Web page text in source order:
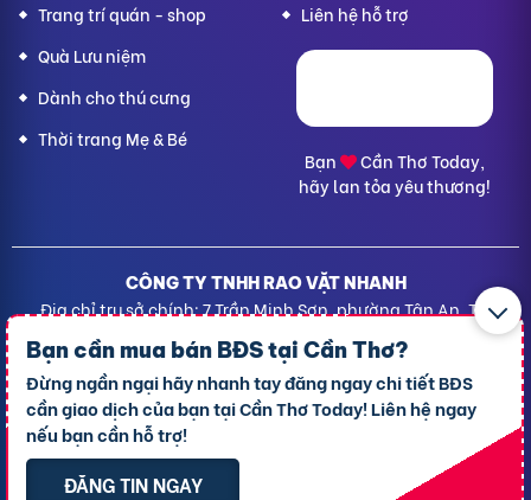
Bạn cần mua bán BĐS tạiCần Thơ?
Đừng ngần ngại hãy nhanh tay đăng ngay chi tiết BĐS
cần giao dịch của bạn tại Cần Thơ Today! Liên hệ ngay
nếu bạn cần hỗ trợ!
ĐĂNG TIN NGAY
Trang trí quán - shop
Quà Lưu niệm
Dành cho thú cưng
Thời trang Mẹ & Bé
Liên hệ hỗ trợ
Bạn
Cần Thơ Today,
hãy lan tỏa yêu thương!
CÔNG TY TNHH RAO VẶT NHANH
Địa chỉ trụ sở chính: 7 Trần Minh Sơn, phường Tân An, TP.
Giấy CNĐKDN: 1801717351 – Ngày cấp: 24/01/2022 - Cơ
quan cấp: Phòng Đăng ký kinh doanh – Sở kế hoạch và
Đầu tư TP. Cần Thơ
Liên hệ hỗ trợ
-
Chính sách giải quyết khiếu nại